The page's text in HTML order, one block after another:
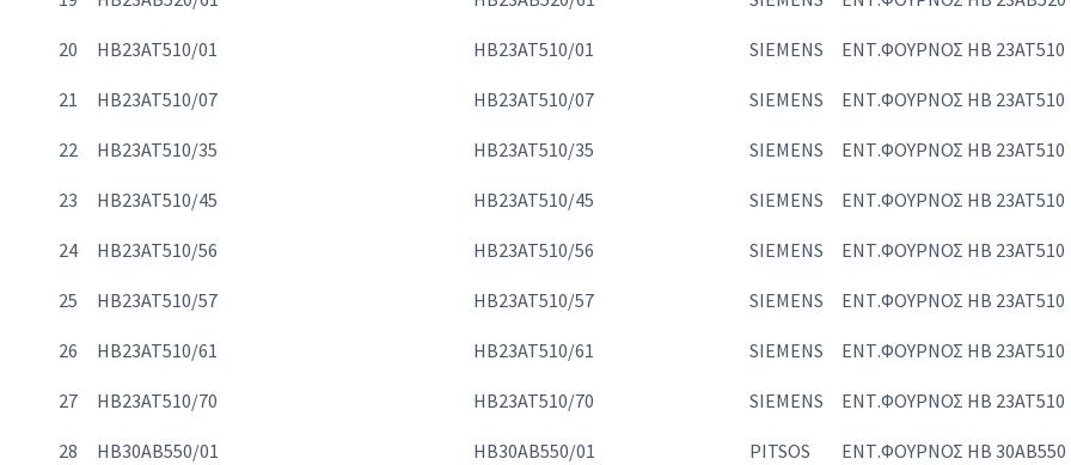
20 HB23AT510/01 HB23AT510/01 SIEMENS ΕΝΤ.ΦΟΥΡΝΟΣ HB 23AT510
21 HB23AT510/07 HB23AT510/07 SIEMENS ΕΝΤ.ΦΟΥΡΝΟΣ HB 23AT510
22 HB23AT510/35 HB23AT510/35 SIEMENS ΕΝΤ.ΦΟΥΡΝΟΣ HB 23AT510
23 HB23AT510/45 HB23AT510/45 SIEMENS ΕΝΤ.ΦΟΥΡΝΟΣ HB 23AT510
24 HB23AT510/56 HB23AT510/56 SIEMENS ΕΝΤ.ΦΟΥΡΝΟΣ HB 23AT510
25 HB23AT510/57 HB23AT510/57 SIEMENS ΕΝΤ.ΦΟΥΡΝΟΣ HB 23AT510
26 HB23AT510/61 HB23AT510/61 SIEMENS ΕΝΤ.ΦΟΥΡΝΟΣ HB 23AT510
27 HB23AT510/70 HB23AT510/70 SIEMENS ΕΝΤ.ΦΟΥΡΝΟΣ HB 23AT510
28 HB30AB550/01 HB30AB550/01 PITSOS ΕΝΤ.ΦΟΥΡΝΟΣ HB 30AB550